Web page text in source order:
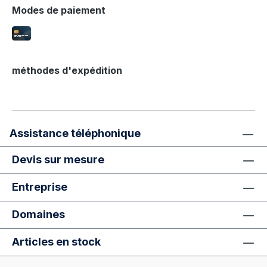
livré démonté, avec les éléments
nécessaires à son assemblage.
une utilisation professionnelle avec une
bois ? Le Dario 200-P-ST-Eco BN est
en Wenge sur demande. Quels sont les
siège rembourré est disponible en cuir
personnaliser les couleurs ou les
matériaux ? Contactez-nous pour une
consultation gratuite sur les options
disponibles. Les couleurs affichées
peuvent différer légèrement en raison des
paramètres d'écran. Pour toute garantie
Modes de paiement
méthodes d'expédition
Assistance téléphonique
Devis sur mesure
Entreprise
Domaines
Articles en stock